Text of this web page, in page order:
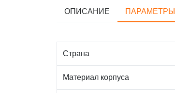
ОПИСАНИЕ ПАРАМЕТРЫ
Страна
Материал корпуса